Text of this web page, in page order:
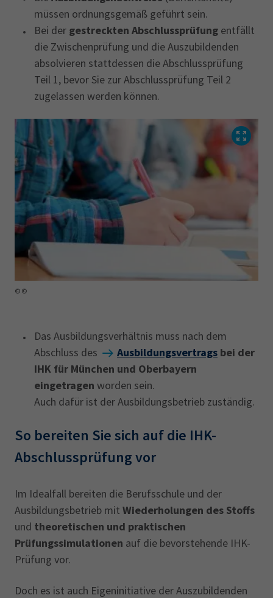
müssen ordnungsgemäß geführt sein.
Bei der gestreckten Abschlussprüfung entfällt
die Zwischenprüfung und die Auszubildenden
absolvieren stattdessen die Abschlussprüfung
Teil 1, bevor Sie zur Abschlussprüfung Teil 2
zugelassen werden können.
© ©
Das Ausbildungsverhältnis muss nach dem
Abschluss des
Ausbildungsvertrags bei der
IHK für München und Oberbayern
eingetragen worden sein.
Auch dafür ist der Ausbildungsbetrieb zuständig.
So bereiten Sie sich auf die IHK-
Abschlussprüfung vor
Im Idealfall bereiten die Berufsschule und der
Ausbildungsbetrieb mit Wiederholungen des Stoffs
und theoretischen und praktischen
Prüfungssimulationen auf die bevorstehende IHK-
Prüfung vor.
Doch es ist auch Eigeninitiative der Auszubildenden